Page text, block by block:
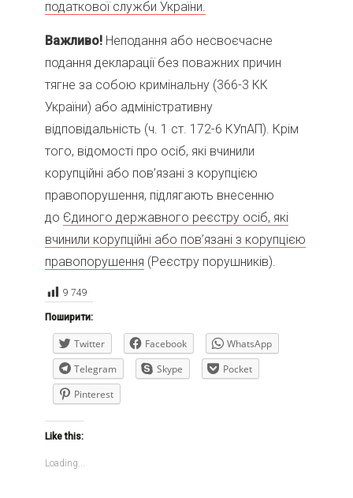
податкової служби України.
Важливо! Неподання або несвоєчасне
подання декларації без поважних причин
тягне за собою кримінальну (366-3 КК
України) або адміністративну
відповідальність (ч. 1 ст. 172-6 КУпАП). Крім
того, відомості про осіб, які вчинили
корупційні або пов’язані з корупцією
правопорушення, підлягають внесенню
до Єдиного державного реєстру осіб, які
вчинили корупційні або пов’язані з корупцією
правопорушення (Реєстру порушників).
9 749
Поширити:
Twitter Facebook
WhatsApp
Telegram
Skype
Pocket
Pinterest
Like this:
Loading...